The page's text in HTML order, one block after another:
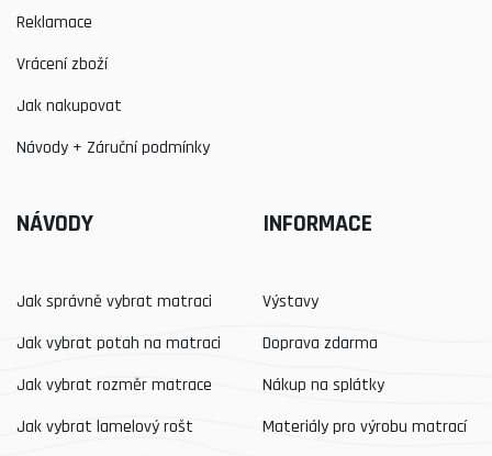
Reklamace
Vrácení zboží
Jak nakupovat
Návody + Záruční podmínky
NÁVODY
Jak správně vybrat matraci
Jak vybrat potah na matraci
Jak vybrat rozměr matrace
Jak vybrat lamelový rošt
INFORMACE
Výstavy
Doprava zdarma
Nákup na splátky
Materiály pro výrobu matrací